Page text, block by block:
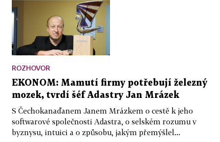
ROZHOVOR
EKONOM: Mamutí firmy potřebují železný
mozek, tvrdí šéf Adastry Jan Mrázek
S Čechokanaďanem Janem Mrázkem o cestě k jeho
softwarové společnosti Adastra, o selském rozumu v
byznysu, intuici a o způsobu, jakým přemýšlel...